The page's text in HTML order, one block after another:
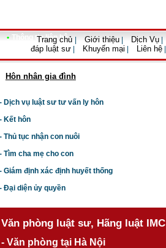
• Thông tin liên hệ
Trang chủ Giới thiệu Dịch Vụ
đáp luật sư
Khuyến mại Liên hệ
Hôn nhân gia đình
Dịch vụ luật sư tư vấn ly hôn
Kết hôn
Thủ tục nhận con nuôi
Tìm cha mẹ cho con
Giám định xác định huyết thống
Đại diện ủy quyền
Văn phòng luật sư, Hãng luật IMC
- Văn phòng tại Hà Nội